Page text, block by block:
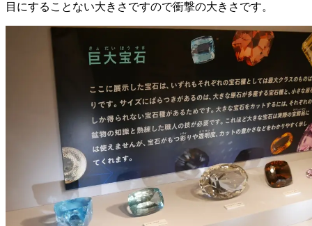
目にすることない大きさですので衝撃の大きさです。